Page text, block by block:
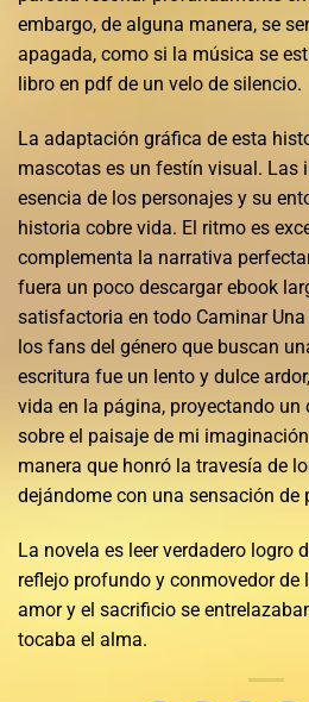
embargo, de alguna manera, se
apagada, como si la música se
libro en pdf de un velo de silencio.
La adaptación gráfica de esta
mascotas es un festín visual. Las
esencia de los personajes y su
historia cobre vida. El ritmo es
complementa la narrativa
fuera un poco descargar ebook
satisfactoria en todo Caminar
los fans del género que buscan
escritura fue un lento y dulce
vida en la página, proyectando
sobre el paisaje de mi
manera que honró la travesía de
dejándome con una sensación de
La novela es leer verdadero logro
reflejo profundo y conmovedor de
amor y el sacrificio se
tocaba el alma.